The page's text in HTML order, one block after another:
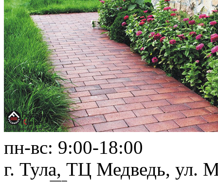
пн-вс: 9:00-18:00
г. Тула, ТЦ Медведь, ул.